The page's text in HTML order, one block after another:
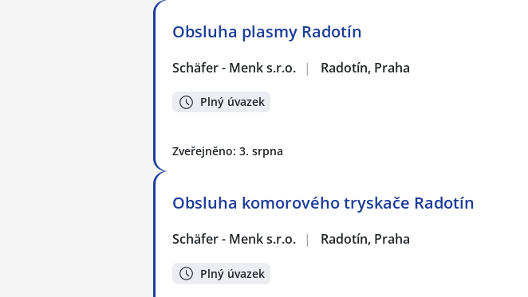
Obsluha plasmy Radotín
Schäfer - Menk s.r.o. | Radotín, Praha
Plný úvazek
Zveřejněno: 3. srpna
Obsluha komorového tryskače Radotín
Schäfer - Menk s.r.o. | Radotín, Praha
Plný úvazek